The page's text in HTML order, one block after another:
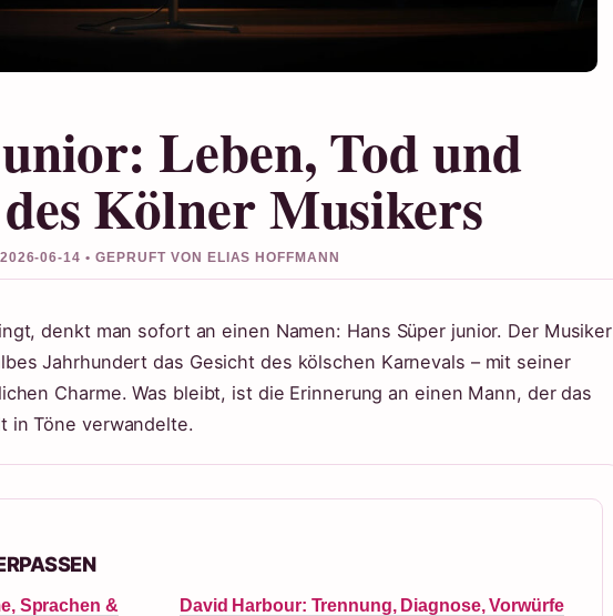
Leben, Tod und
Kölner Musikers
06-14 • GEPRUFT VON ELIAS HOFFMANN
denkt man sofort an einen Namen: Hans Süper junior. Der Musiker
Jahrhundert das Gesicht des kölschen Karnevals – mit seiner
Charme. Was bleibt, ist die Erinnerung an einen Mann, der das
in Töne verwandelte.
Sprachen &
David Harbour: Trennung, Diagnose, Vorwürfe